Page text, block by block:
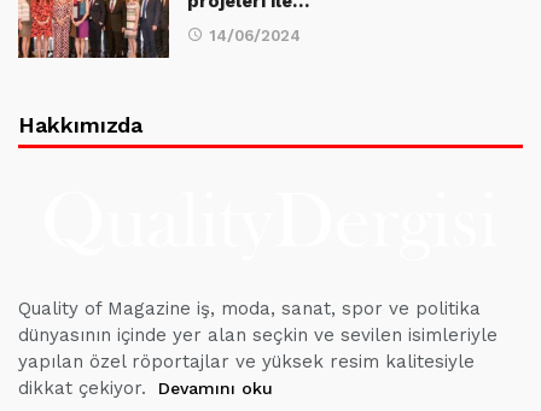
14/06/2024
Hakkımızda
Quality of Magazine iş, moda, sanat, spor ve politika
dünyasının içinde yer alan seçkin ve sevilen isimleriyle
yapılan özel röportajlar ve yüksek resim kalitesiyle
dikkat çekiyor.
Devamını oku